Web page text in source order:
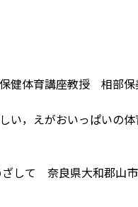
健体育講座教授 相部保
い，えがおいっぱいの
ざして 奈良県大和郡